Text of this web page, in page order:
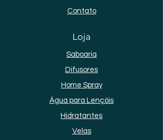
Contato
Loja
Saboaria
Difusores
Home Spray
Água para Lençóis
Hidratantes
Velas